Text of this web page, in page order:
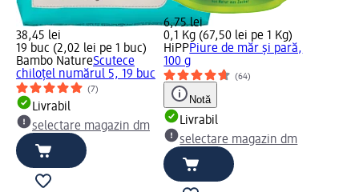
38,45 lei
19 buc (2,02 lei pe 1 buc)
Bambo NatureScutece
chiloțel numărul 5, 19 buc
(7)
Livrabil
selectare magazin dm
6,75 lei
0,1 Kg (67,50 lei pe 1 Kg)
HiPPPiure de măr și pară,
100 g
(64)
Notă
Livrabil
selectare magazin dm